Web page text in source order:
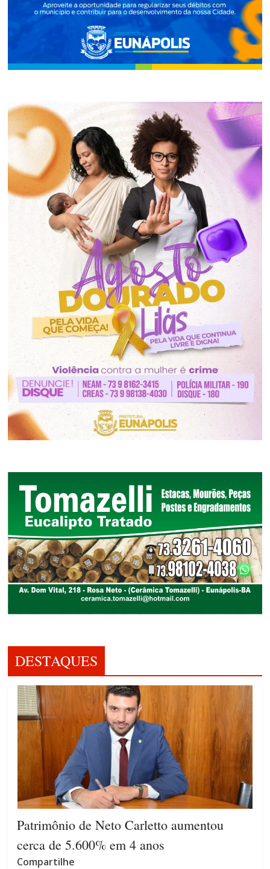
DESTAQUES
Patrimônio de Neto Carletto aumentou
cerca de 5.600% em 4 anos
Compartilhe